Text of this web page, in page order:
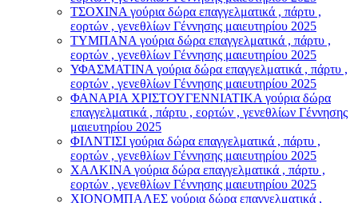
ΤΣΟΧΙΝΑ γούρια δώρα επαγγελματικά , πάρτυ ,
εορτών , γενεθλίων Γέννησης μαιευτηρίου 2025
ΤΥΜΠΑΝΑ γούρια δώρα επαγγελματικά , πάρτυ ,
εορτών , γενεθλίων Γέννησης μαιευτηρίου 2025
ΥΦΑΣΜΑΤΙΝΑ γούρια δώρα επαγγελματικά , πάρτυ ,
εορτών , γενεθλίων Γέννησης μαιευτηρίου 2025
ΦΑΝΑΡΙΑ ΧΡΙΣΤΟΥΓΕΝΝΙΑΤΙΚΑ γούρια δώρα
επαγγελματικά , πάρτυ , εορτών , γενεθλίων Γέννησης
μαιευτηρίου 2025
ΦΙΛΝΤΙΣΙ γούρια δώρα επαγγελματικά , πάρτυ ,
εορτών , γενεθλίων Γέννησης μαιευτηρίου 2025
ΧΑΛΚΙΝΑ γούρια δώρα επαγγελματικά , πάρτυ ,
εορτών , γενεθλίων Γέννησης μαιευτηρίου 2025
ΧΙΟΝΟΜΠΑΛΕΣ γούρια δώρα επαγγελματικά ,